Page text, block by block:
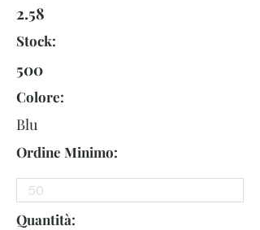
2.58
Stock:
500
Colore:
Blu
Ordine Minimo:
Quantità: